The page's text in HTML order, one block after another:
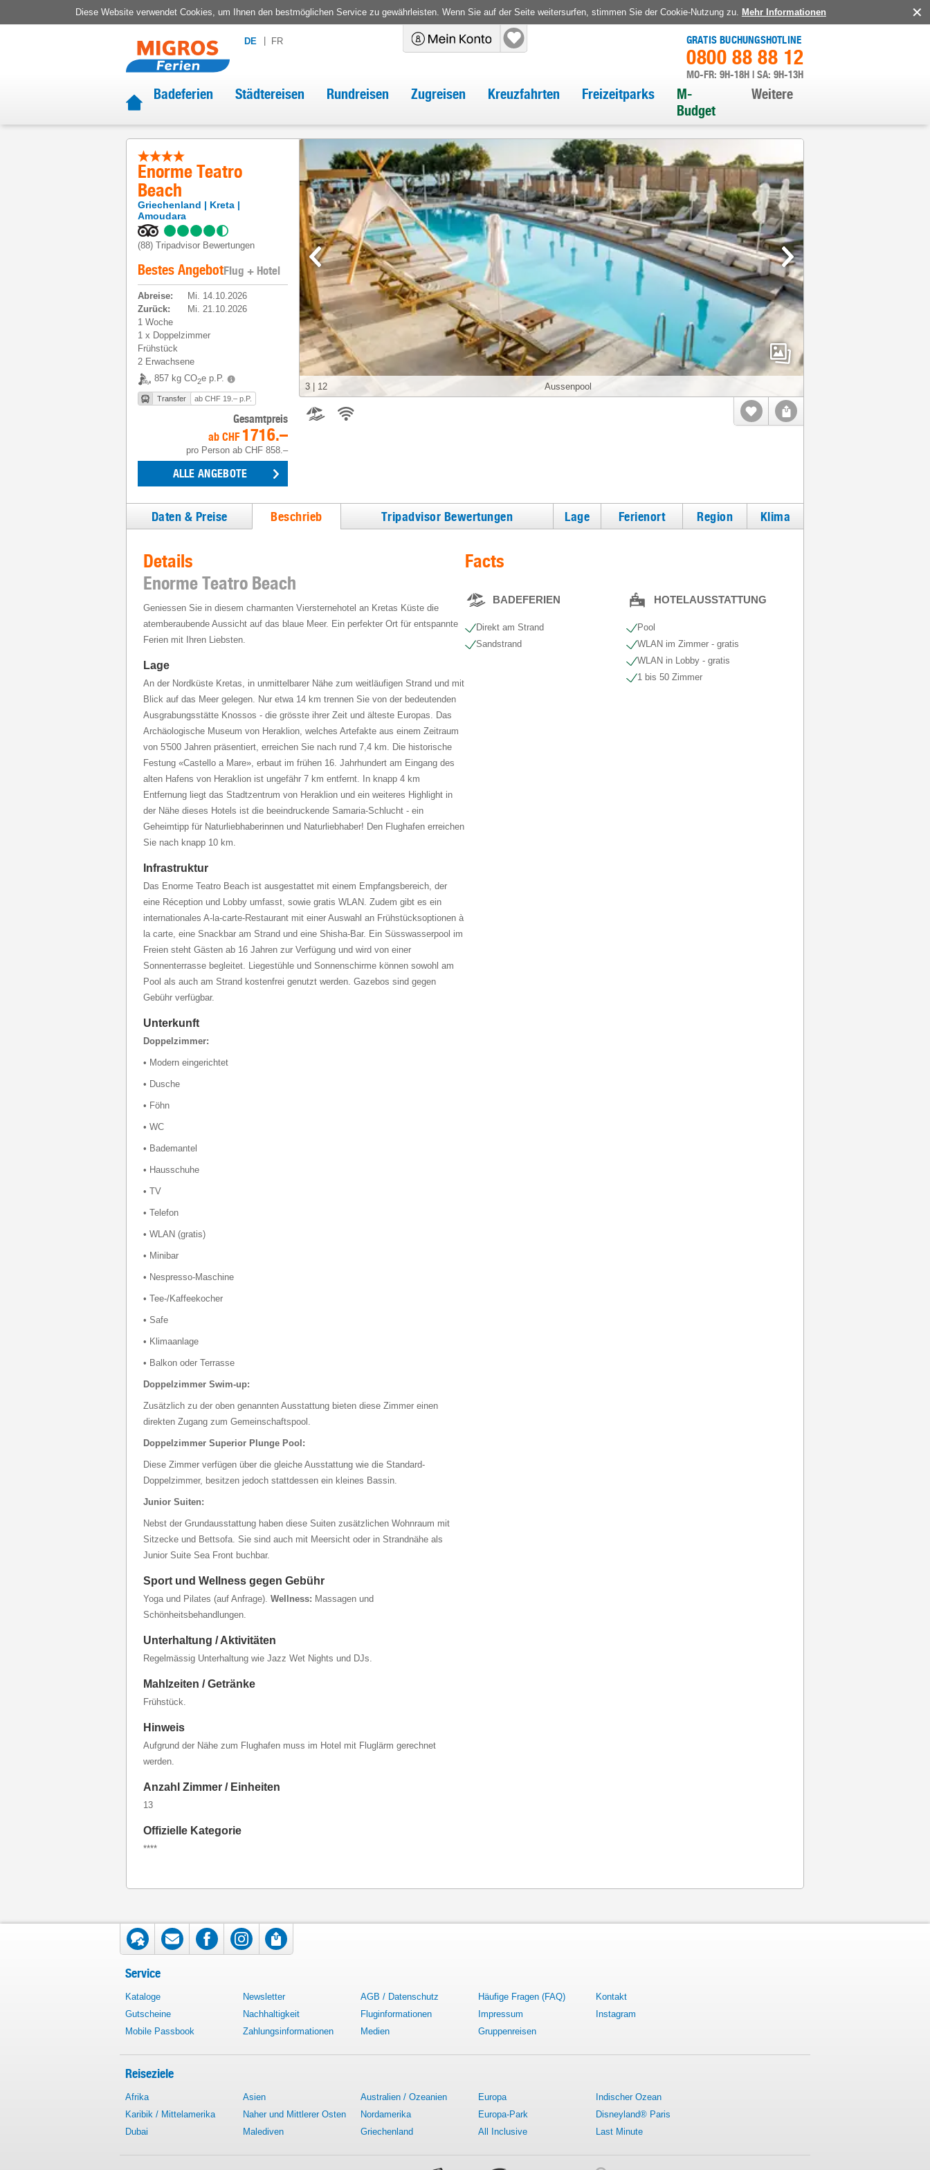
Diese Website verwendet Cookies, um Ihnen den bestmöglichen Service zu gewährleisten. Wenn Sie auf der Seite weitersurfen, stimmen Sie der Cookie-Nutzung zu. Mehr Informationen
DE FR GRATIS BUCHUNGSHOTLINE
0800 88 88 12
MO-FR: 9H-18H | SA: 9H-13H
Badeferien Städtereisen Rundreisen Zugreisen Kreuzfahrten Freizeitparks
M-
Budget
Weitere
Enorme Teatro
Beach
Griechenland
Kreta
Amoudara
(88) Tripadvisor Bewertungen
Bestes AngebotFlug + Hotel
Abreise:
Mi. 14.10.2026
Zurück:
Mi. 21.10.2026
1 Woche
1 x Doppelzimmer
Frühstück
2 Erwachsene
857 kg CO2e p.P.
Transfer ab CHF 19.– p.P.
Gesamtpreis
ab CHF 1716.–
pro Person ab CHF 858.–
ALLE ANGEBOTE
Aussenpool
3 12
Daten & Preise Beschrieb Tripadvisor Bewertungen Lage Ferienort Region Klima
Details
Enorme Teatro Beach
Geniessen Sie in diesem charmanten Viersternehotel an Kretas Küste die
atemberaubende Aussicht auf das blaue Meer. Ein perfekter Ort für entspannte
Ferien mit Ihren Liebsten.
Lage
An der Nordküste Kretas, in unmittelbarer Nähe zum weitläufigen Strand und mit
Blick auf das Meer gelegen. Nur etwa 14 km trennen Sie von der bedeutenden
Ausgrabungsstätte Knossos - die grösste ihrer Zeit und älteste Europas. Das
Archäologische Museum von Heraklion, welches Artefakte aus einem Zeitraum
von 5'500 Jahren präsentiert, erreichen Sie nach rund 7,4 km. Die historische
Festung «Castello a Mare», erbaut im frühen 16. Jahrhundert am Eingang des
alten Hafens von Heraklion ist ungefähr 7 km entfernt. In knapp 4 km
Entfernung liegt das Stadtzentrum von Heraklion und ein weiteres Highlight in
der Nähe dieses Hotels ist die beeindruckende Samaria-Schlucht - ein
Geheimtipp für Naturliebhaberinnen und Naturliebhaber! Den Flughafen erreichen
Sie nach knapp 10 km.
Infrastruktur
Das Enorme Teatro Beach ist ausgestattet mit einem Empfangsbereich, der
eine Réception und Lobby umfasst, sowie gratis WLAN. Zudem gibt es ein
internationales A-la-carte-Restaurant mit einer Auswahl an Frühstücksoptionen à
la carte, eine Snackbar am Strand und eine Shisha-Bar. Ein Süsswasserpool im
Freien steht Gästen ab 16 Jahren zur Verfügung und wird von einer
Sonnenterrasse begleitet. Liegestühle und Sonnenschirme können sowohl am
Pool als auch am Strand kostenfrei genutzt werden. Gazebos sind gegen
Gebühr verfügbar.
Unterkunft
Doppelzimmer:
• Modern eingerichtet
• Dusche
• Föhn
• WC
• Bademantel
• Hausschuhe
• TV
• Telefon
• WLAN (gratis)
• Minibar
• Nespresso-Maschine
• Tee-/Kaffeekocher
• Safe
• Klimaanlage
• Balkon oder Terrasse
Doppelzimmer Swim-up:
Zusätzlich zu der oben genannten Ausstattung bieten diese Zimmer einen
direkten Zugang zum Gemeinschaftspool.
Doppelzimmer Superior Plunge Pool:
Diese Zimmer verfügen über die gleiche Ausstattung wie die Standard-
Doppelzimmer, besitzen jedoch stattdessen ein kleines Bassin.
Junior Suiten:
Nebst der Grundausstattung haben diese Suiten zusätzlichen Wohnraum mit
Sitzecke und Bettsofa. Sie sind auch mit Meersicht oder in Strandnähe als
Junior Suite Sea Front buchbar.
Sport und Wellness gegen Gebühr
Yoga und Pilates (auf Anfrage). Wellness: Massagen und
Schönheitsbehandlungen.
Unterhaltung / Aktivitäten
Regelmässig Unterhaltung wie Jazz Wet Nights und DJs.
Mahlzeiten / Getränke
Frühstück.
Hinweis
Aufgrund der Nähe zum Flughafen muss im Hotel mit Fluglärm gerechnet
werden.
Anzahl Zimmer / Einheiten
13
Offizielle Kategorie
****
Facts
BADEFERIEN
Direkt am Strand
Sandstrand
HOTELAUSSTATTUNG
Pool
WLAN im Zimmer - gratis
WLAN in Lobby - gratis
1 bis 50 Zimmer
Service
Kataloge Newsletter AGB / Datenschutz Häufige Fragen (FAQ)
Kontakt
Gutscheine
Nachhaltigkeit Fluginformationen Impressum
Instagram
Mobile Passbook
Zahlungsinformationen Medien Gruppenreisen
Reiseziele
Afrika Asien Australien / Ozeanien Europa
Indischer Ozean
Karibik / Mittelamerika
Naher und Mittlerer Osten Nordamerika Europa-Park
Disneyland® Paris
Dubai
Malediven Griechenland All Inclusive Last Minute